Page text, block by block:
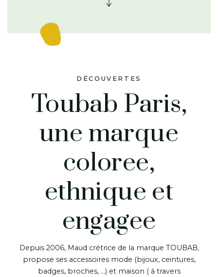
DÉCOUVERTES
Toubab Paris,
une marque
coloree,
ethnique et
engagee
Depuis 2006, Maud crétrice de la marque TOUBAB,
propose ses accessoires mode (bijoux, ceintures,
badges, broches, …) et maison ( à travers